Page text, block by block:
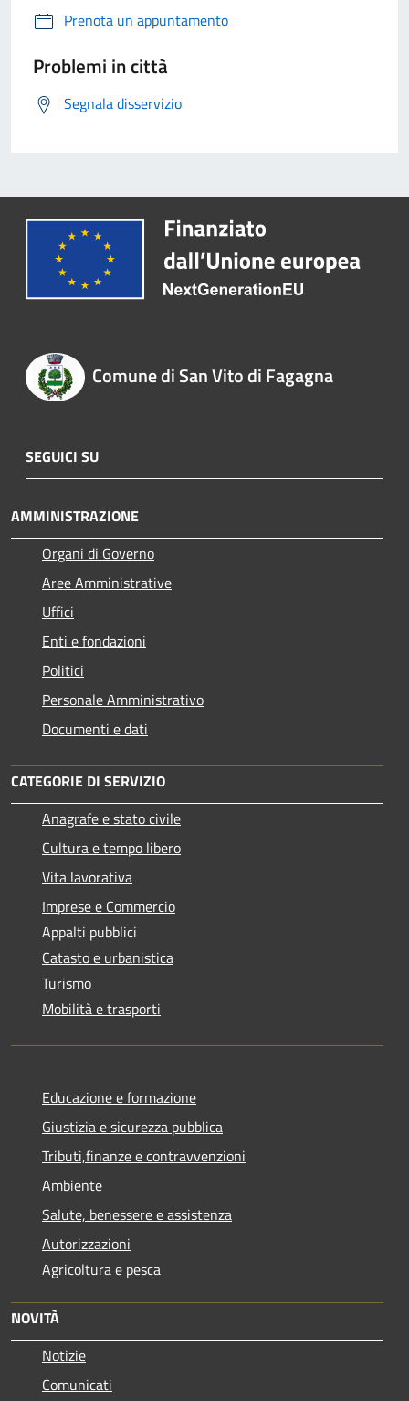
Prenota un appuntamento
Problemi in città
Segnala disservizio
Comune di San Vito di Fagagna
SEGUICI SU
AMMINISTRAZIONE
Organi di Governo
Aree Amministrative
Uffici
Enti e fondazioni
Politici
Personale Amministrativo
Documenti e dati
CATEGORIE DI SERVIZIO
Anagrafe e stato civile
Cultura e tempo libero
Vita lavorativa
Imprese e Commercio
Appalti pubblici
Catasto e urbanistica
Turismo
Mobilità e trasporti
Educazione e formazione
Giustizia e sicurezza pubblica
Tributi,finanze e contravvenzioni
Ambiente
Salute, benessere e assistenza
Autorizzazioni
Agricoltura e pesca
NOVITÀ
Notizie
Comunicati